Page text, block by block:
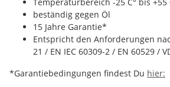
beständig gegen Öl
15 Jahre Garantie*
Entspricht den Anforderungen
21 / EN IEC 60309-2 / EN 60529 /
*Garantiebedingungen findest Du hier: